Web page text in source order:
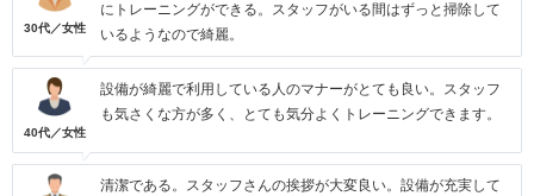
30代／女性
にトレーニングができる。スタッフがいる間はずっと掃除して
いるようなので綺麗。
40代／女性
設備が綺麗で利用している人のマナーがとても良い。スタッフ
も気さくな方が多く、とても気分よくトレーニングできます。
清潔である。スタッフさんの挨拶が大変良い。設備が充実して